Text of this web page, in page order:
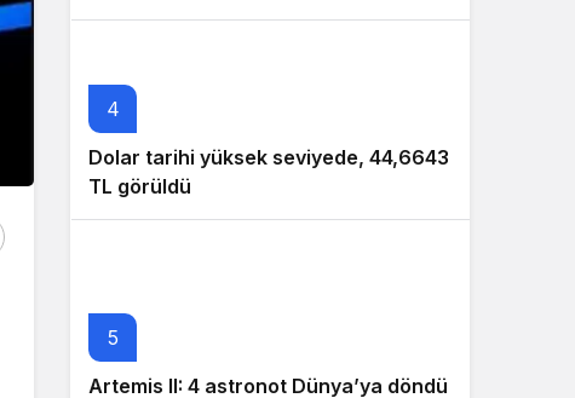
4
Dolar tarihi yüksek seviyede, 44,6643
TL görüldü
5
Artemis II: 4 astronot Dünya’ya döndü